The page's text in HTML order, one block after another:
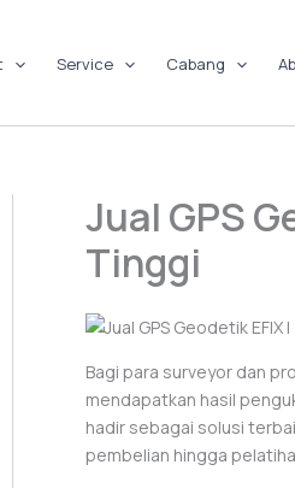
Service Cabang
Jual GPS
Tinggi
Bagi para surveyor dan
mendapatkan hasil
hadir sebagai solusi
pembelian hingga